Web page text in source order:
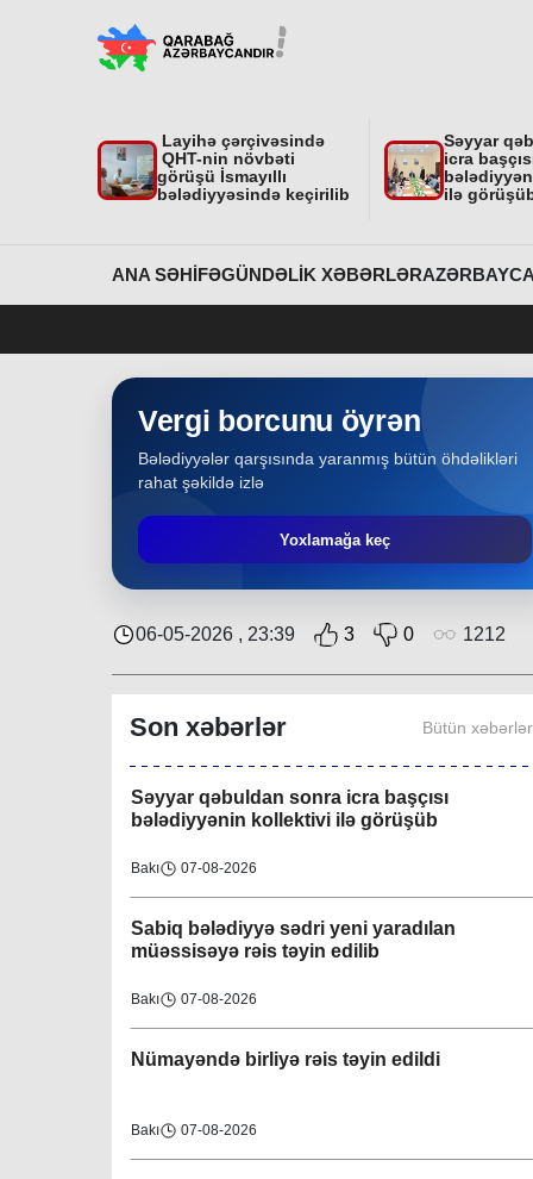
Layihə çərçivəsində
QHT-nin növbəti
görüşü İsmayıllı
bələdiyyəsində keçirilib
Səyyar
icra
ilə
ANA SƏHIFƏGÜNDƏLIK XƏBƏRLƏR
Vergi borcunu öyrən
Bələdiyyələr qarşısında yaranmış bütün öhdəlikləri
rahat şəkildə izlə
Yoxlamağa keç
06-05-2026 , 23:39 3 0 1212
Son xəbərlər Bütün xəbərlər
edir
Dövlət Xidmətinin açıqlaması niyə çoxsaylı
suallar yaratdı
Məhkəmə prosesi ilə bağlı yerində baxış
Region 30-07-2026
: “Rayon ərazisində həyata
keçirilən layihələrə Nəsimi bələdiyyəsi də öz
Region 08-08-2026
Səyyar qəbuldan sonra icra başçısı
bələdiyyənin kollektivi ilə görüşüb
Bakı 07-08-2026
Sabiq bələdiyyə sədri yeni yaradılan
müəssisəyə rəis təyin edilib
Bakı 07-08-2026
Nümayəndə birliyə rəis təyin edildi
Bakı 07-08-2026